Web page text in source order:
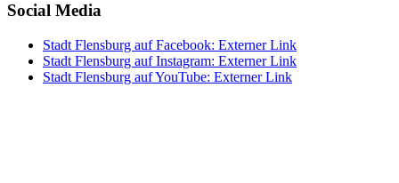
Social Media
Stadt Flensburg auf Facebook: Externer Link
Stadt Flensburg auf Instagram: Externer Link
Stadt Flensburg auf YouTube: Externer Link